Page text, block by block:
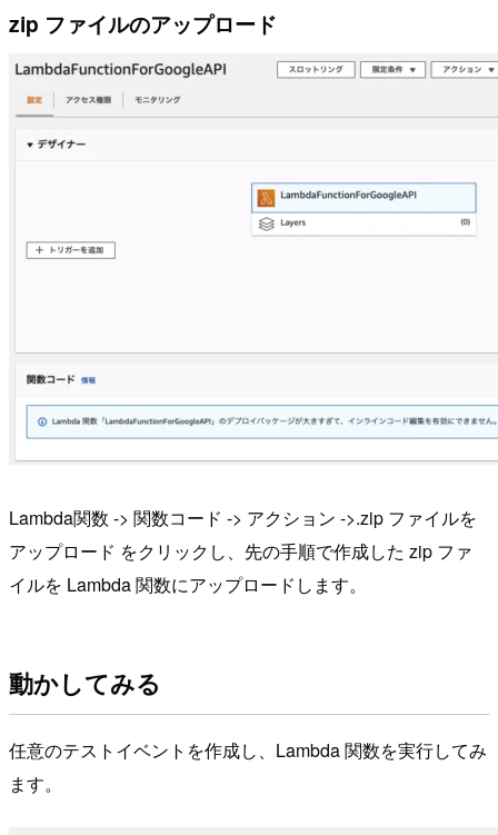
zip ファイルのアップロード
Lambda関数 -> 関数コード -> アクション ->.zip ファイルを
アップロード をクリックし、先の手順で作成した zip ファ
イルを Lambda 関数にアップロードします。
動かしてみる
任意のテストイベントを作成し、Lambda 関数を実行してみ
ます。